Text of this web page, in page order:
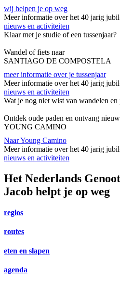
wij helpen je op weg
Meer informatie over het 40 jarig
nieuws en activiteiten
Klaar met je studie of een tussenjaar?
Wandel of fiets naar
SANTIAGO DE COMPOSTELA
meer informatie over je tussenjaar
Meer informatie over het 40 jarig
nieuws en activiteiten
Wat je nog niet wist van wandelen en
Ontdek oude paden en ontvang
YOUNG CAMINO
Naar Young Camino
Meer informatie over het 40 jarig
nieuws en activiteiten
Het Nederlands
Jacob helpt je op weg
regios
routes
eten en slapen
agenda